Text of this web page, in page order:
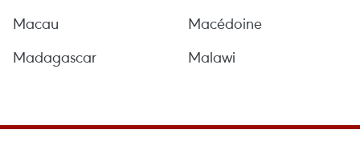
Macau
Macédoine
Madagascar
Malawi